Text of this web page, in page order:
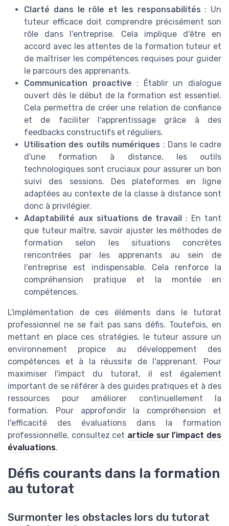
Clarté dans le rôle et les responsabilités : Un
tuteur efficace doit comprendre précisément son
rôle dans l'entreprise. Cela implique d'être en
accord avec les attentes de la formation tuteur et
de maîtriser les compétences requises pour guider
le parcours des apprenants.
Communication proactive : Établir un dialogue
ouvert dès le début de la formation est essentiel.
Cela permettra de créer une relation de confiance
et de faciliter l'apprentissage grâce à des
feedbacks constructifs et réguliers.
Utilisation des outils numériques : Dans le cadre
d'une formation à distance, les outils
technologiques sont cruciaux pour assurer un bon
suivi des sessions. Des plateformes en ligne
adaptées au contexte de la classe à distance sont
donc à privilégier.
Adaptabilité aux situations de travail
: En tant
que tuteur maître, savoir ajuster les méthodes de
formation selon les situations concrètes
rencontrées par les apprenants au sein de
l'entreprise est indispensable. Cela renforce la
compréhension pratique et la montée en
compétences.
L'implémentation de ces éléments dans le tutorat
professionnel ne se fait pas sans défis. Toutefois, en
mettant en place ces stratégies, le tuteur assure un
environnement propice au développement des
compétences et à la réussite de l'apprenant. Pour
maximiser l'impact du tutorat, il est également
important de se référer à des guides pratiques et à des
ressources pour améliorer continuellement la
formation. Pour approfondir la compréhension et
l'efficacité des évaluations dans la formation
professionnelle, consultez cet article sur l'impact des
évaluations.
Défis courants dans la formation
au tutorat
Surmonter les obstacles lors du tutorat